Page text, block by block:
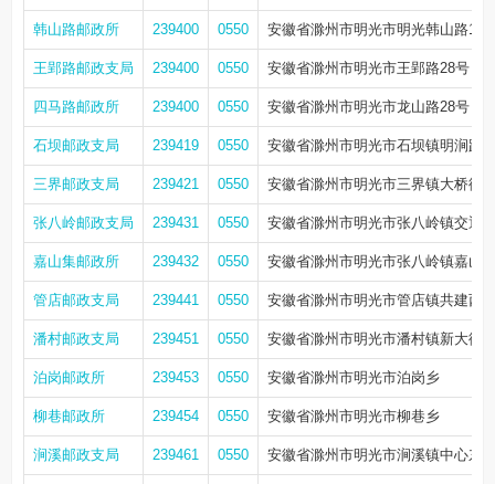
韩山路邮政所 239400 0550 安徽省滁州市明光市明光韩山路191
王郢路邮政支局 239400 0550 安徽省滁州市明光市王郢路28号
四马路邮政所 239400 0550 安徽省滁州市明光市龙山路28号
石坝邮政支局 239419 0550 安徽省滁州市明光市石坝镇明涧路
三界邮政支局 239421 0550 安徽省滁州市明光市三界镇大桥街
张八岭邮政支局 239431 0550 安徽省滁州市明光市张八岭镇交通
嘉山集邮政所 239432 0550 安徽省滁州市明光市张八岭镇嘉山
管店邮政支局 239441 0550 安徽省滁州市明光市管店镇共建西
潘村邮政支局 239451 0550 安徽省滁州市明光市潘村镇新大街
泊岗邮政所 239453 0550 安徽省滁州市明光市泊岗乡
柳巷邮政所 239454 0550 安徽省滁州市明光市柳巷乡
涧溪邮政支局 239461 0550 安徽省滁州市明光市涧溪镇中心东